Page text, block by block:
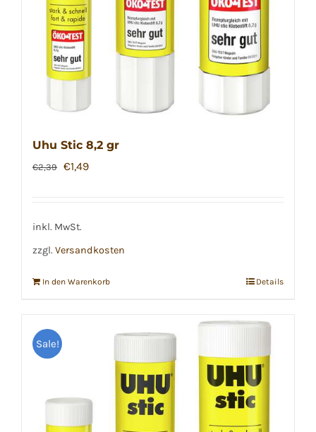
Uhu Stic 8,2 gr
€2,39 Ursprünglicher
€2,39
€1,49Aktueller
inkl. MwSt.
zzgl. Versandkosten
In den Warenkorb Details
Sale!